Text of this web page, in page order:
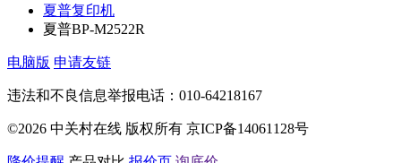
夏普复印机
夏普BP-M2522R
电脑版 申请友链
违法和不良信息举报电话：010-64218167
©2026 中关村在线 版权所有 京ICP备14061128号